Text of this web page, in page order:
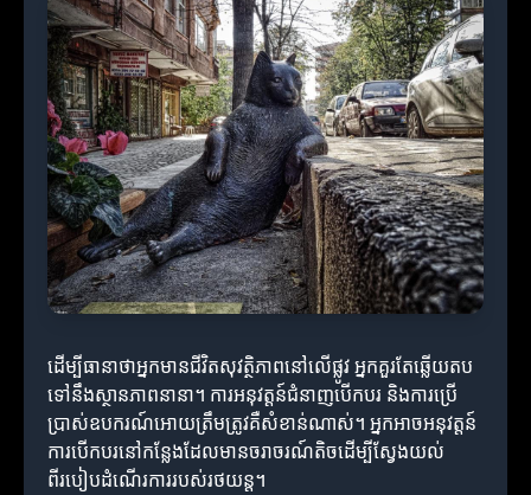
ដើម្បីធានាថាអ្នកមានជីវិតសុវត្ថិភាពនៅលើផ្លូវ អ្នកគួរតែឆ្លើយតប
ទៅនឹងស្ថានភាពនានា។ ការអនុវត្តន៍ជំនាញបើកបរ និងការប្រើ
ប្រាស់ឧបករណ៍អោយត្រឹមត្រូវគឺសំខាន់ណាស់។ អ្នកអាចអនុវត្តន៍
ការបើកបរនៅកន្លែងដែលមានចរាចរណ៍តិចដើម្បីស្វែងយល់
ពីរបៀបដំណើរការរបស់រថយន្ត។